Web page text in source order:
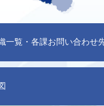
一覧・各課お問い合わせ